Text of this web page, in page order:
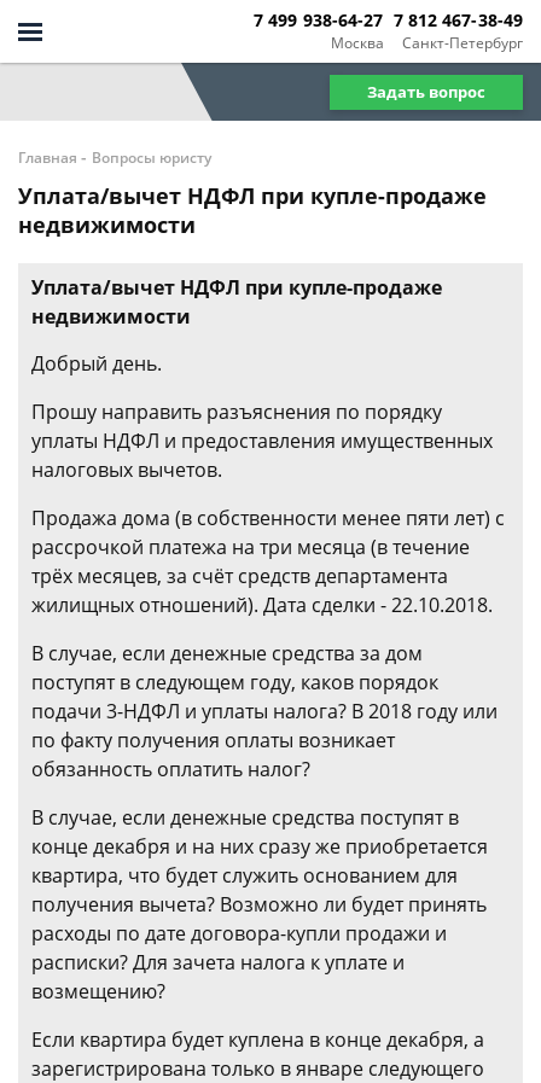
Москва
7 499 938-64-27
Санкт-Петербург
7 812 467-38-49
Задать вопрос
Главная - Вопросы юристу
Уплата/вычет НДФЛ при купле-продаже
недвижимости
Уплата/вычет НДФЛ при купле-продаже
недвижимости
Добрый день.
Прошу направить разъяснения по порядку
уплаты НДФЛ и предоставления имущественных
налоговых вычетов.
Продажа дома (в собственности менее пяти лет) с
рассрочкой платежа на три месяца (в течение
трёх месяцев, за счёт средств департамента
жилищных отношений). Дата сделки - 22.10.2018.
В случае, если денежные средства за дом
поступят в следующем году, каков порядок
подачи 3-НДФЛ и уплаты налога? В 2018 году или
по факту получения оплаты возникает
обязанность оплатить налог?
В случае, если денежные средства поступят в
конце декабря и на них сразу же приобретается
квартира, что будет служить основанием для
получения вычета? Возможно ли будет принять
расходы по дате договора-купли продажи и
расписки? Для зачета налога к уплате и
возмещению?
Если квартира будет куплена в конце декабря, а
зарегистрирована только в январе следующего